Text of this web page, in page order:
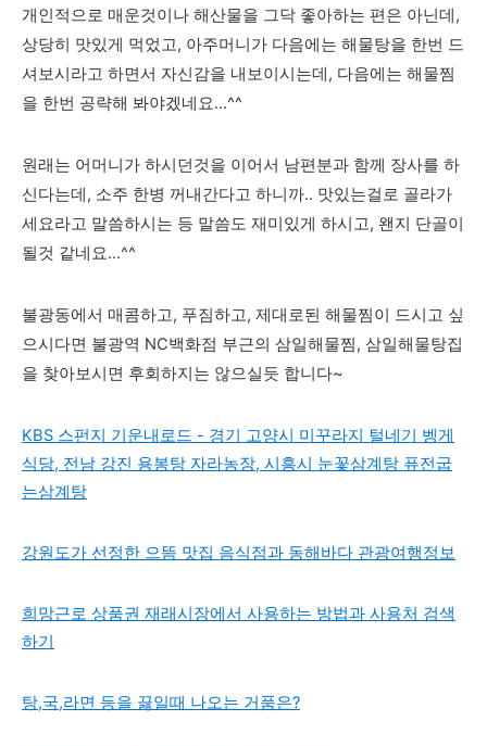
개인적으로 매운것이나 해산물을 그닥 좋아하는 편은 아닌데,
상당히 맛있게 먹었고, 아주머니가 다음에는 해물탕을 한번 드
셔보시라고 하면서 자신감을 내보이시는데, 다음에는 해물찜
을 한번 공략해 봐야겠네요...^^
원래는 어머니가 하시던것을 이어서 남편분과 함께 장사를 하
신다는데, 소주 한병 꺼내간다고 하니까.. 맛있는걸로 골라가
세요라고 말씀하시는 등 말씀도 재미있게 하시고, 왠지 단골이
될것 같네요...^^
불광동에서 매콤하고, 푸짐하고, 제대로된 해물찜이 드시고 싶
으시다면 불광역 NC백화점 부근의 삼일해물찜, 삼일해물탕집
을 찾아보시면 후회하지는 않으실듯 합니다~
KBS 스펀지 기운내로드 - 경기 고양시 미꾸라지 털네기 벵게
식당, 전남 강진 용봉탕 자라농장, 시흥시 눈꽃삼계탕 퓨전굽
는삼계탕
강원도가 선정한 으뜸 맛집 음식점과 동해바다 관광여행정보
희망근로 상품권 재래시장에서 사용하는 방법과 사용처 검색
하기
탕,국,라면 등을 끓일때 나오는 거품은?